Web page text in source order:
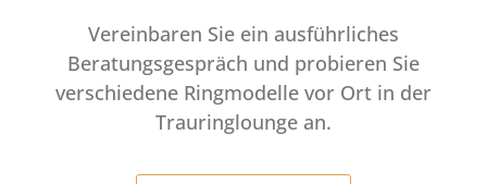
Vereinbaren Sie ein ausführliches
Beratungsgespräch und probieren Sie
verschiedene Ringmodelle vor Ort in der
Trauringlounge an.